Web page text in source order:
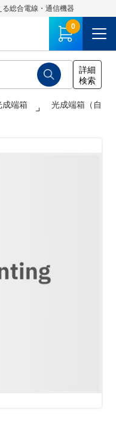
る総合電線・通信機器
0
成端箱
光成端箱（自